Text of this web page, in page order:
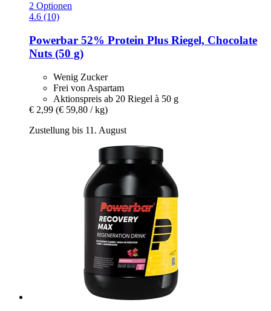
2 Optionen
4.6 (10)
Powerbar 52% Protein Plus Riegel, Chocolate
Nuts (50 g)
Wenig Zucker
Frei von Aspartam
Aktionspreis ab 20 Riegel à 50 g
€ 2,99 (€ 59,80 / kg)
Zustellung bis 11. August